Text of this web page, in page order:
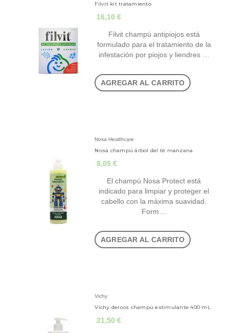
Filvit kit tratamiento
16,10 €
Filvit champú antipiojos está
formulado para el tratamiento de la
infestación por piojos y liendres …
AGREGAR AL CARRITO
Nosa Healthcare
Nosa champú árbol del té manzana
8,05 €
El champú Nosa Protect está
indicado para limpiar y proteger el
cabello con la máxima suavidad.
Form…
AGREGAR AL CARRITO
Vichy
Vichy dercos champú estimulante 400 mL
21,50 €